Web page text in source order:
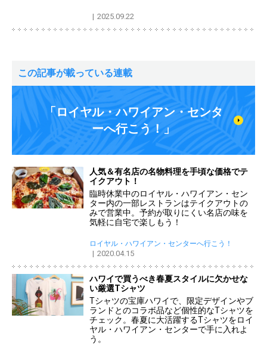
2025.09.22
この記事が載っている連載
「ロイヤル・ハワイアン・センタ
ーへ行こう！」
人気＆有名店の名物料理を手頃な価格でテ
イクアウト！
臨時休業中のロイヤル・ハワイアン・セン
ター内の一部レストランはテイクアウトの
みで営業中。予約が取りにくい名店の味を
気軽に自宅で楽しもう！
ロイヤル・ハワイアン・センターへ行こう！
2020.04.15
ハワイで買うべき春夏スタイルに欠かせな
い厳選Tシャツ
Tシャツの宝庫ハワイで、限定デザインやブ
ランドとのコラボ品など個性的なTシャツを
チェック。春夏に大活躍するTシャツをロイ
ヤル・ハワイアン・センターで手に入れよ
う。